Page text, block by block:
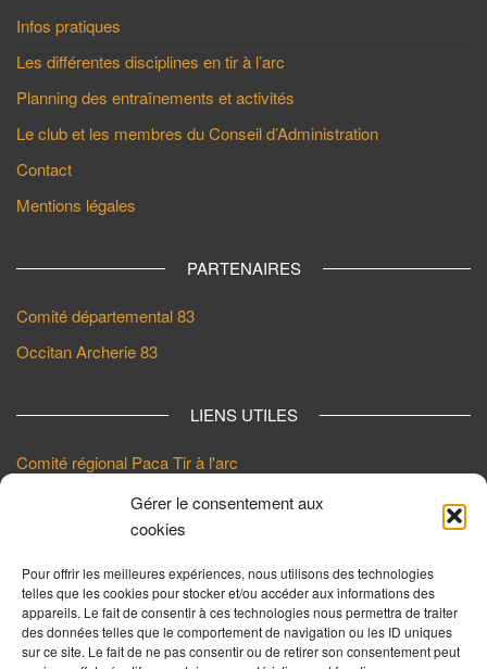
Gérer le consentement aux
cookies
Pour offrir les meilleures expériences, nous utilisons des technologies
telles que les cookies pour stocker et/ou accéder aux informations des
appareils. Le fait de consentir à ces technologies nous permettra de traiter
des données telles que le comportement de navigation ou les ID uniques
sur ce site. Le fait de ne pas consentir ou de retirer son consentement peut
Infos pratiques
Les différentes disciplines en tir à l’arc
Planning des entraînements et activités
Le club et les membres du Conseil d’Administration
Contact
Mentions légales
PARTENAIRES
Comité départemental 83
Occitan Archerie 83
LIENS UTILES
Comité régional Paca Tir à l'arc
Ville de Draguignan
LES DERNIERS ARTICLES
Mandat Championnat Régional de Tir en Campagne – 5 juillet 26 –
Boulouris